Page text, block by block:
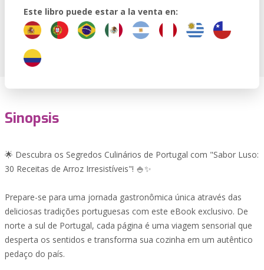
Este libro puede estar a la venta en:
Sinopsis
🌟 Descubra os Segredos Culinários de Portugal com "Sabor Luso:
30 Receitas de Arroz Irresistíveis"! 🍚✨
Prepare-se para uma jornada gastronômica única através das
deliciosas tradições portuguesas com este eBook exclusivo. De
norte a sul de Portugal, cada página é uma viagem sensorial que
desperta os sentidos e transforma sua cozinha em um autêntico
pedaço do país.